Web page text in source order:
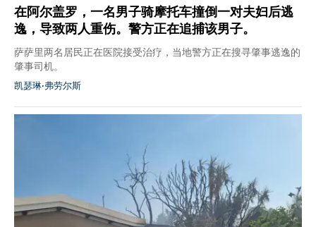
在阿尔盖罗，一名男子骑摩托车撞倒一对夫妇后逃
逸，导致两人重伤。警方正在追捕该男子。
萨萨里两名居民正在医院接受治疗，当地警方正在搜寻肇事逃逸的
肇事司机。
凯瑟琳·弗劳尔斯